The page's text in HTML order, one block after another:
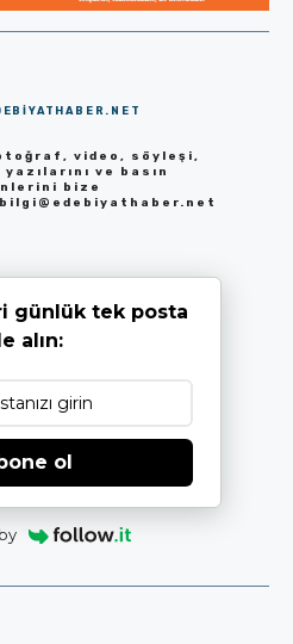
video, söyleşi,
ve basın
bize
bilgi@edebiyathaber.net
günlük tek posta
alın:
ol